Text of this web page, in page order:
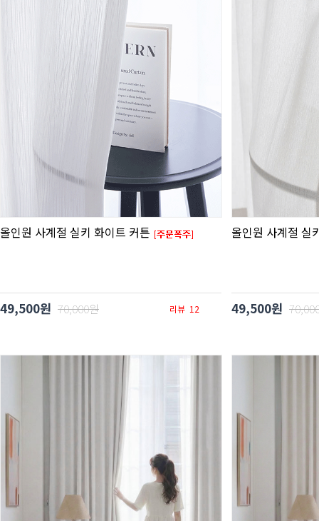
올인원 사계절 실키 화이트 커튼
49,500원 70,000원 리뷰 12
올인원 사계절 실
49,500원